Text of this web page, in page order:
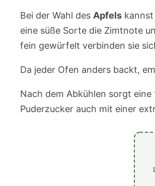
Bei der Wahl des Apfels
eine süße Sorte die Zimtnote
fein gewürfelt verbinden sie
Da jeder Ofen anders backt,
Nach dem Abkühlen sorgt eine
Puderzucker auch mit einer